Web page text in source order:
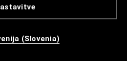
(Slovenia)